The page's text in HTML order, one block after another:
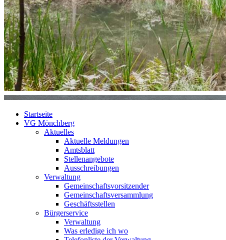
Startseite
VG Mönchberg
Aktuelles
Aktuelle Meldungen
Amtsblatt
Stellenangebote
Ausschreibungen
Verwaltung
Gemeinschaftsvorsitzender
Gemeinschaftsversammlung
Geschäftsstellen
Bürgerservice
Verwaltung
Was erledige ich wo